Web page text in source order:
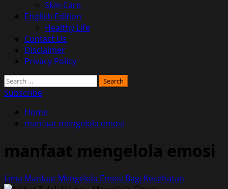
Skin Care
English Edition
Healthy Life
Contact Us
Disclaimer
Privacy Policy
Search
for:
Subscribe
Home
manfaat mengelola emosi
manfaat mengelola emosi
Lima Manfaat Mengelola Emosi Bagi Kesehatan